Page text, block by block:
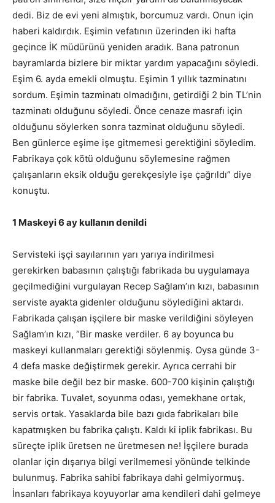
dedi. Biz de evi yeni almıştık, borcumuz vardı. Onun için
haberi kaldırdık. Eşimin vefatının üzerinden iki hafta
geçince İK müdürünü yeniden aradık. Bana patronun
bayramlarda bizlere bir miktar yardım yapacağını söyledi.
Eşim 6. ayda emekli olmuştu. Eşimin 1 yıllık tazminatını
sordum. Eşimin tazminatı olmadığını, getirdiği 2 bin TL’nin
tazminatı olduğunu söyledi. Önce cenaze masrafı için
olduğunu söylerken sonra tazminat olduğunu söyledi.
Ben günlerce eşime işe gitmemesi gerektiğini söyledim.
Fabrikaya çok kötü olduğunu söylemesine rağmen
çalışanların eksik olduğu gerekçesiyle işe çağrıldı” diye
konuştu.
1 Maskeyi 6 ay kullanın denildi
Servisteki işçi sayılarının yarı yarıya indirilmesi
gerekirken babasının çalıştığı fabrikada bu uygulamaya
geçilmediğini vurgulayan Recep Sağlam’ın kızı, babasının
serviste ayakta gidenler olduğunu söylediğini aktardı.
Fabrikada çalışan işçilere bir maske verildiğini söyleyen
Sağlam’ın kızı, “Bir maske verdiler. 6 ay boyunca bu
maskeyi kullanmaları gerektiği söylenmiş. Oysa günde 3-
4 defa maske değiştirmek gerekir. Ayrıca cerrahi bir
maske bile değil bez bir maske. 600-700 kişinin çalıştığı
bir fabrika. Tuvalet, soyunma odası, yemekhane ortak,
servis ortak. Yasaklarda bile bazı gıda fabrikaları bile
kapatmışken bu fabrika çalıştı. Kaldı ki iplik fabrikası. Bu
süreçte iplik üretsen ne üretmesen ne! İşçilere burada
olanlar için dışarıya bilgi verilmemesi yönünde telkinde
bulunmuş. Fabrika sahibi fabrikaya dahi gelmiyormuş.
İnsanları fabrikaya koyuyorlar ama kendileri dahi gelmeye